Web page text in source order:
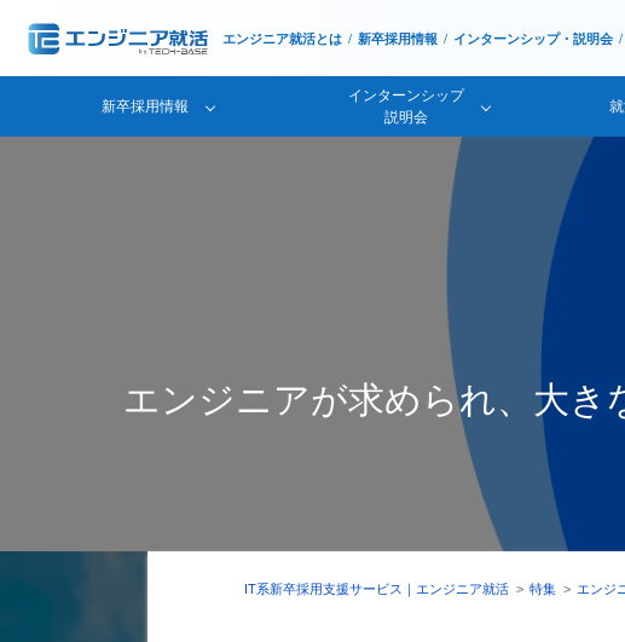
エンジニア就活とは 新卒採用情報 インターンシップ・説明会
新卒採用情報
インターンシップ
説明会
エンジニアが求められ、大き
IT系新卒採用支援サービス｜エンジニア就活 > 特集 > エンジ